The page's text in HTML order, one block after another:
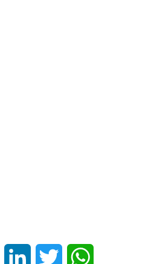
LinkedIn Twitter